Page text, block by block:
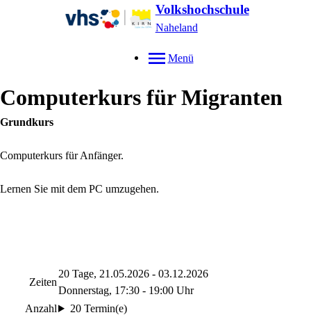
Volkshochschule
Naheland
Menü
Computerkurs für Migranten
Grundkurs
Computerkurs für Anfänger.
Lernen Sie mit dem PC umzugehen.
Zeiten
20 Tage, 21.05.2026 - 03.12.2026
Donnerstag, 17:30 - 19:00 Uhr
Anzahl
20 Termin(e)